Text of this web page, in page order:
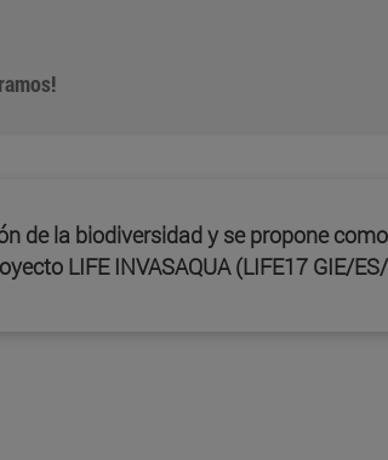
de la biodiversidad y se propone
LIFE INVASAQUA (LIFE17 GIE/